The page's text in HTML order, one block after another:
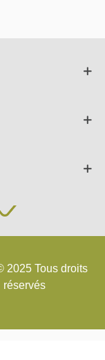
2025 Tous droits
réservés